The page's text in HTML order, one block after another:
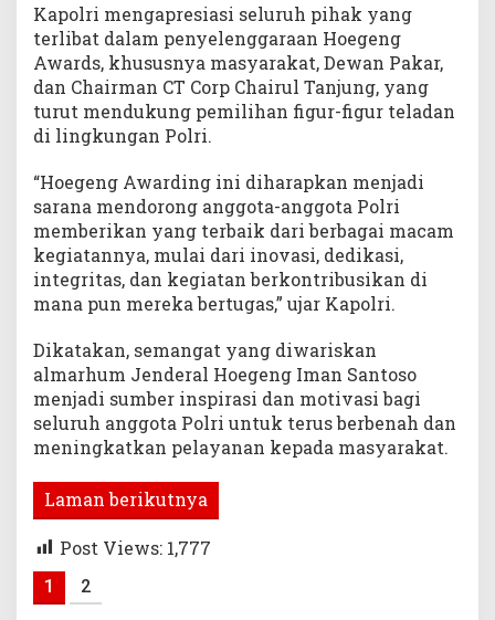
Kapolri mengapresiasi seluruh pihak yang
terlibat dalam penyelenggaraan Hoegeng
Awards, khususnya masyarakat, Dewan Pakar,
dan Chairman CT Corp Chairul Tanjung, yang
turut mendukung pemilihan figur-figur teladan
di lingkungan Polri.
“Hoegeng Awarding ini diharapkan menjadi
sarana mendorong anggota-anggota Polri
memberikan yang terbaik dari berbagai macam
kegiatannya, mulai dari inovasi, dedikasi,
integritas, dan kegiatan berkontribusikan di
mana pun mereka bertugas,” ujar Kapolri.
Dikatakan, semangat yang diwariskan
almarhum Jenderal Hoegeng Iman Santoso
menjadi sumber inspirasi dan motivasi bagi
seluruh anggota Polri untuk terus berbenah dan
meningkatkan pelayanan kepada masyarakat.
Laman berikutnya
Post Views: 1,777
1 2